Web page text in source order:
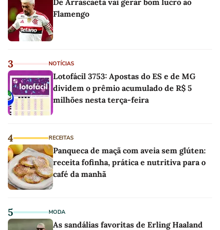
Flamengo
3 NOTÍCIAS
Lotofácil 3753: Apostas do ES e de MG
dividem o prêmio acumulado de R$ 5
milhões nesta terça-feira
4 RECEITAS
Panqueca de maçã com aveia sem glúten:
receita fofinha, prática e nutritiva para o
café da manhã
5 MODA
As sandálias favoritas de Erling Haaland